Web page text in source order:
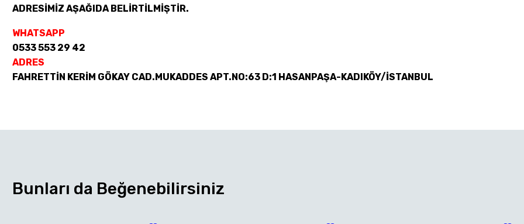
ADRESİMİZ AŞAĞIDA BELİRTİLMİŞTİR.
WHATSAPP
0533 553 29 42
ADRES
FAHRETTİN KERİM GÖKAY CAD.MUKADDES APT.NO:63 D:1 HASANPAŞA-KADIKÖY/İSTANBUL
Bunları da Beğenebilirsiniz